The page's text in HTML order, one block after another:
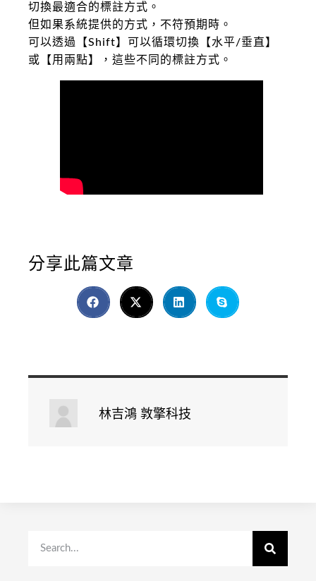
切換最適合的標註方式。
但如果系統提供的方式，不符預期時。
可以透過【Shift】可以循環切換【水平/垂直】
或【用兩點】，這些不同的標註方式。
分享此篇文章
林吉鴻 敦擎科技